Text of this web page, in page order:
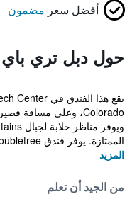
أفضل سعر مضمون
حول دبل تري باي
الممتازة. يوفر فندق Doubletree...
المزيد
من الجيد أن تعلم